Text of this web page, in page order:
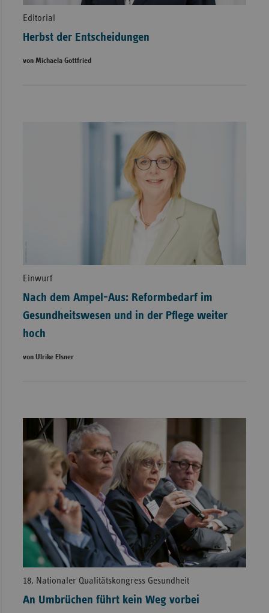
Editorial
Herbst der Entscheidungen
von Michaela Gottfried
Einwurf
Nach dem Ampel-Aus: Reformbedarf im
Gesundheitswesen und in der Pflege weiter
hoch
von Ulrike Elsner
18. Nationaler Qualitätskongress Gesundheit
An Umbrüchen führt kein Weg vorbei